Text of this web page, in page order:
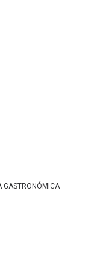
GASTRONÓMICA